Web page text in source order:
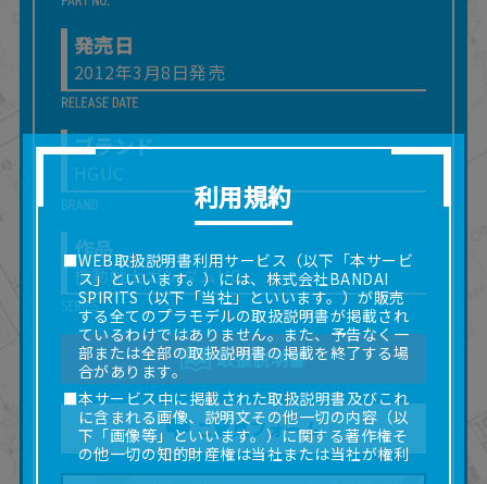
発売日
2012年3月8日発売
ブランド
HGUC
作品
機動戦士ガンダムUC
取扱説明書
ご意見フォーム
利用規約
■WEB取扱説明書利用サービス（以下「本サービ
ス」といいます。）には、株式会社BANDAI
SPIRITS（以下「当社」といいます。）が販売
する全てのプラモデルの取扱説明書が掲載され
ているわけではありません。また、予告なく一
部または全部の取扱説明書の掲載を終了する場
合があります。
■本サービス中に掲載された取扱説明書及びこれ
に含まれる画像、説明文その他一切の内容（以
下「画像等」といいます。）に関する著作権そ
の他一切の知的財産権は当社または当社が権利
の許諾を受ける第三者に帰属します。